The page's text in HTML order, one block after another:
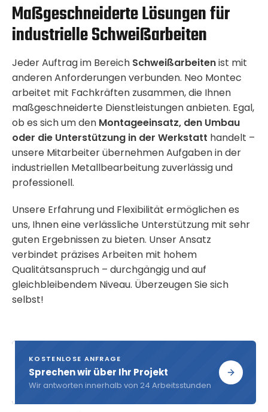
Maßgeschneiderte Lösungen für
industrielle Schweißarbeiten
Jeder Auftrag im Bereich Schweißarbeitenist mit
anderen Anforderungen verbunden. Neo Montec
arbeitet mit Fachkräften zusammen, die Ihnen
maßgeschneiderte Dienstleistungen anbieten. Egal,
ob es sich um den Montageeinsatz, den Umbau
oder die Unterstützung in der Werkstatt handelt –
unsere Mitarbeiter übernehmen Aufgaben in der
industriellen Metallbearbeitung zuverlässig und
professionell.
Unsere Erfahrung und Flexibilität ermöglichen es
uns, Ihnen eine verlässliche Unterstützung mit sehr
guten Ergebnissen zu bieten. Unser Ansatz
verbindet präzises Arbeiten mit hohem
Qualitätsanspruch – durchgängig und auf
gleichbleibendem Niveau. Überzeugen Sie sich
selbst!
KOSTENLOSE ANFRAGE
Sprechen wir über Ihr Projekt
Wir antworten innerhalb von 24 Arbeitsstunden